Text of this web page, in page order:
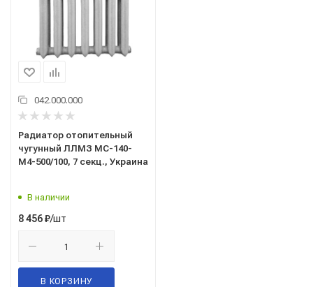
042.000.000
Радиатор отопительный
чугунный ЛЛМЗ МС-140-
М4-500/100, 7 секц., Украина
В наличии
8 456₽/шт
В КОРЗИНУ